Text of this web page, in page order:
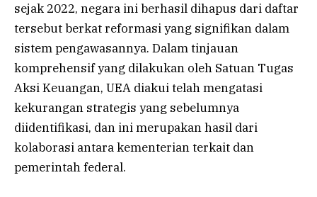
sejak 2022, negara ini berhasil dihapus dari daftar
tersebut berkat reformasi yang signifikan dalam
sistem pengawasannya. Dalam tinjauan
komprehensif yang dilakukan oleh Satuan Tugas
Aksi Keuangan, UEA diakui telah mengatasi
kekurangan strategis yang sebelumnya
diidentifikasi, dan ini merupakan hasil dari
kolaborasi antara kementerian terkait dan
pemerintah federal.